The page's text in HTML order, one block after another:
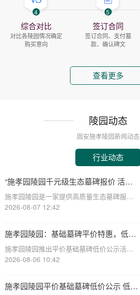
4
综合对比
对比各陵园情况确定
购买意向
5
签订合同
签订合同、支付墓
款、确认碑文
查看更多
陵园动态
固安施孝陵园新闻动态
行业动态
“施孝园陵园千元级生态墓碑报价 活动
期免费更换碑面石材 优惠福利详解析”
施孝园陵园是一家提供高质量生态墓碑服务
的知名陵园，其推出的千元级生态墓碑报价
活动的优惠福利，帮助消费者更好地了解和
选择。施孝园陵园的生态墓碑采用环保材
料，符合现代
2026-08-07 12:42
施孝园陵园：基础墓碑平价特惠，低预
算家庭专属优惠详解
施孝园陵园推出平价基础墓碑低价公示活
动，为低预算家庭提供专属优惠，帮助您在
济实惠且美观的墓碑。☎ 施孝园陵园电
话:400-838-5063平价基础墓碑的特点：
2026-08-06 10:42
施孝园陵园平价基础墓碑低价公示 低预